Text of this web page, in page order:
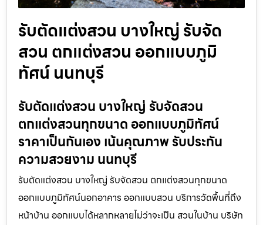
รับตัดแต่งสวน บางใหญ่ รับจัด
สวน ตกแต่งสวน ออกแบบภูมิ
ทัศน์ นนทบุรี
รับตัดแต่งสวน บางใหญ่ รับจัดสวน
ตกแต่งสวนทุกขนาด ออกแบบภูมิทัศน์
ราคาเป็นกันเอง เน้นคุณภาพ รับประกัน
ความสวยงาม นนทบุรี
รับตัดแต่งสวน บางใหญ่ รับจัดสวน ตกแต่งสวนทุกขนาด
ออกแบบภูมิทัศน์นอกอาคาร ออกแบบสวน บริการวัดพื้นที่ถึง
หน้าบ้าน ออกแบบได้หลากหลายไม่ว่าจะเป็น สวนในบ้าน บริษัท